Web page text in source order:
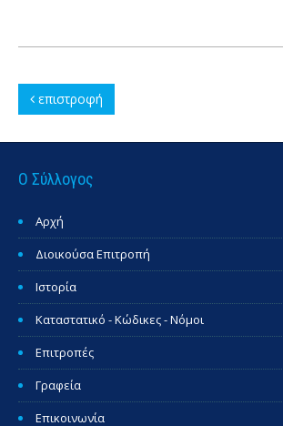
επιστροφή
Ο Σύλλογος
Αρχή
Διοικούσα Επιτροπή
Ιστορία
Καταστατικό - Κώδικες - Νόμοι
Επιτροπές
Γραφεία
Επικοινωνία